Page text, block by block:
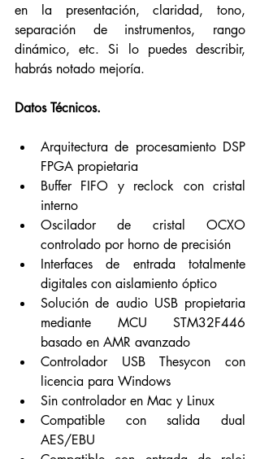
en la presentación, claridad, tono,
separación de instrumentos, rango
dinámico, etc. Si lo puedes describir,
habrás notado mejoría.
Datos Técnicos.
Arquitectura de procesamiento DSP
FPGA propietaria
Buffer FIFO y reclock con cristal
interno
Oscilador de cristal OCXO
controlado por horno de precisión
Interfaces de entrada totalmente
digitales con aislamiento óptico
Solución de audio USB propietaria
mediante MCU STM32F446
basado en AMR avanzado
Controlador USB Thesycon con
licencia para Windows
Sin controlador en Mac y Linux
Compatible con salida dual
AES/EBU